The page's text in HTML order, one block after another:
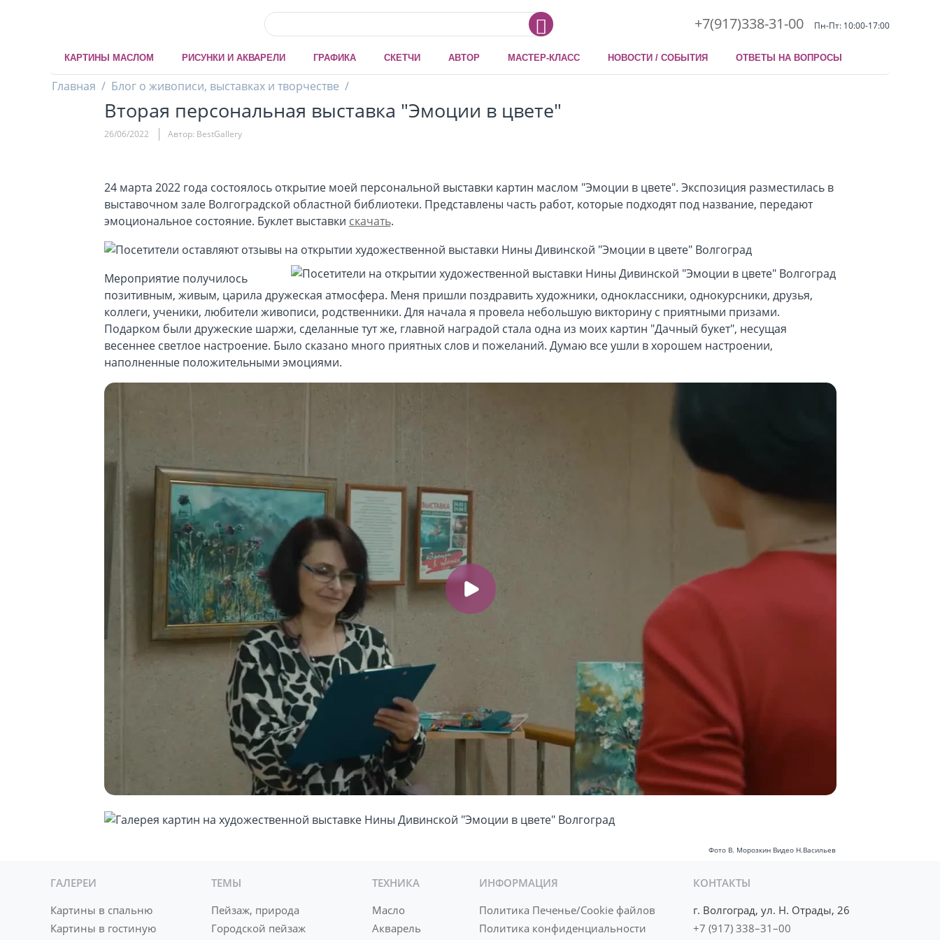
+7(917)338-31-00 Пн-Пт: 10:00-17:00
КАРТИНЫ МАСЛОМ РИСУНКИ И АКВАРЕЛИ ГРАФИКА СКЕТЧИ АВТОР МАСТЕР-КЛАСС НОВОСТИ / СОБЫТИЯ ОТВЕТЫ НА ВОПРОСЫ
Главная / Блог о живописи, выставках и творчестве /
Вторая персональная выставка "Эмоции в цвете"
26/06/2022 Автор: BestGallery
24 марта 2022 года состоялось открытие моей персональной выставки картин маслом "Эмоции в цвете". Экспозиция разместилась в
выставочном зале Волгоградской областной библиотеки. Представлены часть работ, которые подходят под название, передают
эмоциональное состояние. Буклет выставки скачать.
Мероприятие получилось
позитивным, живым, царила дружеская атмосфера. Меня пришли поздравить художники, одноклассники, однокурсники, друзья,
коллеги, ученики, любители живописи, родственники. Для начала я провела небольшую викторину с приятными призами.
Подарком были дружеские шаржи, сделанные тут же, главной наградой стала одна из моих картин "Дачный букет", несущая
весеннее светлое настроение. Было сказано много приятных слов и пожеланий. Думаю все ушли в хорошем настроении,
наполненные положительными эмоциями.
Фото В. Морозкин Видео Н.Васильев
ГАЛЕРЕИ
Картины в спальню
Картины в гостиную
ТЕМЫ
Пейзаж, природа
Городской пейзаж
ТЕХНИКА
Масло
Акварель
ИНФОРМАЦИЯ
Политика Печенье/Cookie файлов
Политика конфиденциальности
КОНТАКТЫ
г. Волгоград, ул. Н. Отрады, 26
+7 (917) 338–31–00